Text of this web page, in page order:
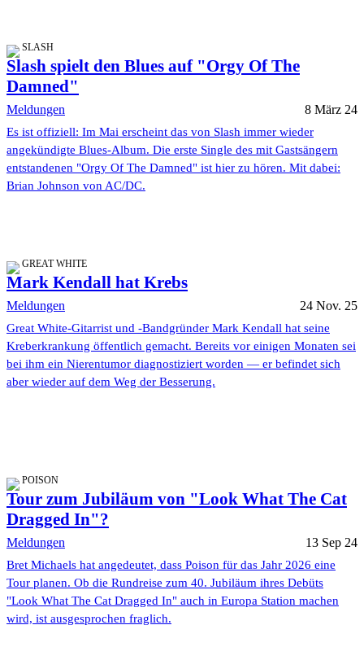
SLASH
Slash spielt den Blues auf "Orgy Of The
Damned"
Meldungen 8 März 24
Es ist offiziell: Im Mai erscheint das von Slash immer wieder
angekündigte Blues-Album. Die erste Single des mit Gastsängern
entstandenen "Orgy Of The Damned" ist hier zu hören. Mit dabei:
Brian Johnson von AC/DC.
GREAT WHITE
Mark Kendall hat Krebs
Meldungen 24 Nov. 25
Great White-Gitarrist und -Bandgründer Mark Kendall hat seine
Kreberkrankung öffentlich gemacht. Bereits vor einigen Monaten sei
bei ihm ein Nierentumor diagnostiziert worden — er befindet sich
aber wieder auf dem Weg der Besserung.
POISON
Tour zum Jubiläum von "Look What The Cat
Dragged In"?
Meldungen 13 Sep 24
Bret Michaels hat angedeutet, dass Poison für das Jahr 2026 eine
Tour planen. Ob die Rundreise zum 40. Jubiläum ihres Debüts
"Look What The Cat Dragged In" auch in Europa Station machen
wird, ist ausgesprochen fraglich.